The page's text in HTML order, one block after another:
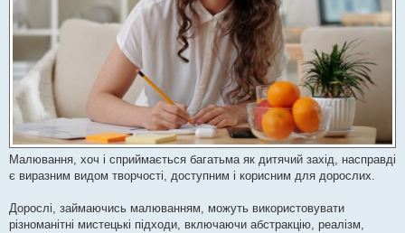
Малювання, хоч і сприймається багатьма як дитячий захід, насправді
є виразним видом творчості, доступним і корисним для дорослих.
Дорослі, займаючись малюванням, можуть використовувати
різноманітні мистецькі підходи, включаючи абстракцію, реалізм,